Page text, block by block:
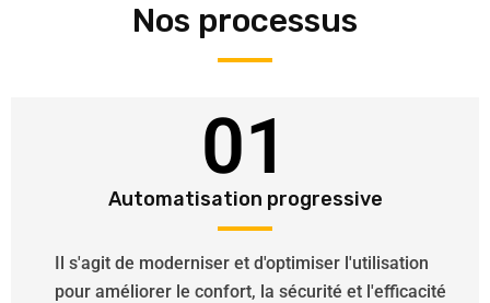
Nos processus
01
Automatisation progressive
Il s'agit de moderniser et d'optimiser l'utilisation
pour améliorer le confort, la sécurité et l'efficacité